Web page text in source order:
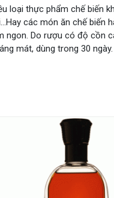
loại thực phẩm chế biến
các món ăn chế biến
Do rượu có độ cồn
mát, dùng trong 30 ngày.